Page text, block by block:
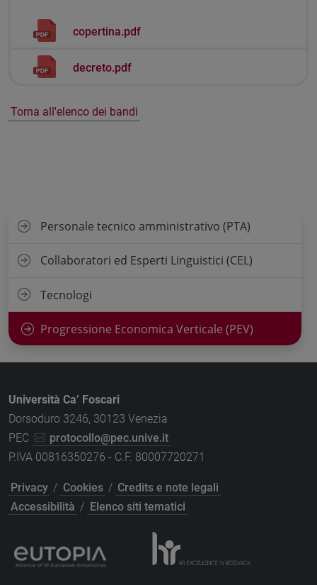
copertina.pdf
decreto.pdf
Torna all'elenco dei bandi
Personale tecnico amministrativo (PTA)
Collaboratori ed Esperti Linguistici (CEL)
Tecnologi
Progressione Economica Verticale (PEV)
Università Ca’ Foscari
Dorsoduro 3246, 30123 Venezia
PEC
protocollo@pec.unive.it
P.IVA 00816350276 - C.F. 80007720271
Privacy / Cookies / Credits e note legali
Accessibilità / Elenco siti tematici